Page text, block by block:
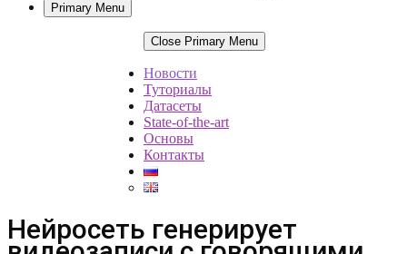
Primary Menu
Close Primary Menu
Новости
Туториалы
Датасеты
State-of-the-art
Основы
Контакты
Нейросеть генерирует